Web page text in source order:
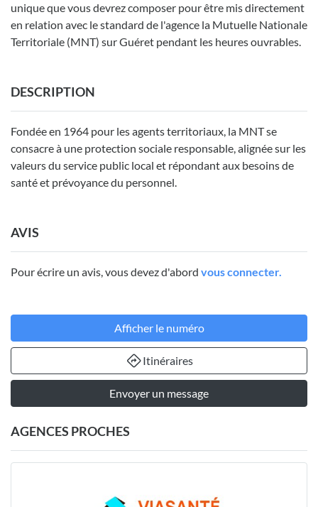
unique que vous devrez composer pour être mis directement
en relation avec le standard de l'agence la Mutuelle Nationale
Territoriale (MNT) sur Guéret pendant les heures ouvrables.
DESCRIPTION
Fondée en 1964 pour les agents territoriaux, la MNT se
consacre à une protection sociale responsable, alignée sur les
valeurs du service public local et répondant aux besoins de
santé et prévoyance du personnel.
AVIS
Pour écrire un avis, vous devez d'abord vous connecter.
Afficher le numéro
Itinéraires
Envoyer un message
AGENCES PROCHES